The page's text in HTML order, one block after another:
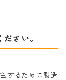
さい。
するために製造